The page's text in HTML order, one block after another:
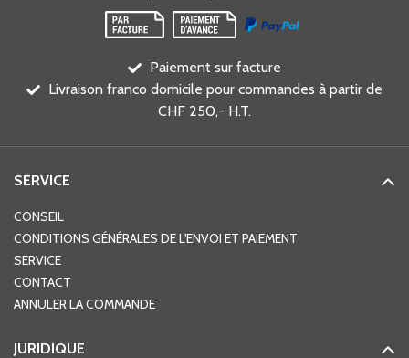
Paiement sur facture
Livraison franco domicile pour commandes à partir de
CHF 250,- H.T.
SERVICE
CONSEIL
CONDITIONS GÉNÉRALES DE L'ENVOI ET PAIEMENT
SERVICE
CONTACT
ANNULER LA COMMANDE
JURIDIQUE